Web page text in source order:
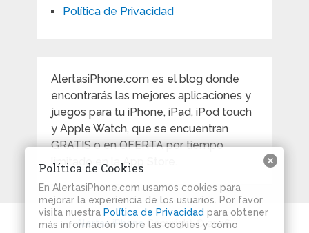
Política de Privacidad
AlertasiPhone.com es el blog donde
encontrarás las mejores aplicaciones y
juegos para tu iPhone, iPad, iPod touch
y Apple Watch, que se encuentran
GRATIS o en OFERTA por tiempo
limitado en la App Store.
Alertas iPhoneCopyright © 2026.
Política de Cookies
En AlertasiPhone.com usamos cookies para
mejorar la experiencia de los usuarios. Por favor,
visita nuestra Política de Privacidad para obtener
más información sobre las cookies y cómo